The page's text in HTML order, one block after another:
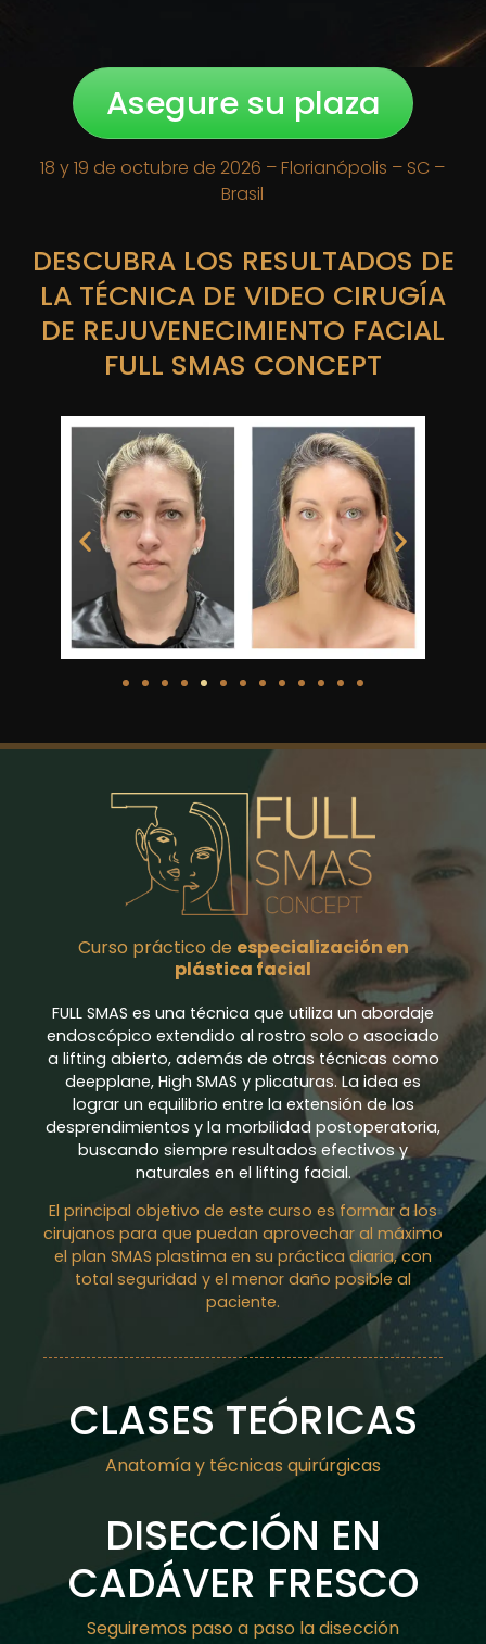
Asegure su plaza
18 y 19 de octubre de 2026 – Florianópolis – SC –
Brasil
DESCUBRA LOS RESULTADOS DE
LA TÉCNICA DE VIDEO CIRUGÍA
DE REJUVENECIMIENTO FACIAL
FULL SMAS CONCEPT
Curso práctico de especialización en
plástica facial
FULL SMAS es una técnica que utiliza un abordaje
endoscópico extendido al rostro solo o asociado
a lifting abierto, además de otras técnicas como
deepplane, High SMAS y plicaturas. La idea es
lograr un equilibrio entre la extensión de los
desprendimientos y la morbilidad postoperatoria,
buscando siempre resultados efectivos y
naturales en el lifting facial.
El principal objetivo de este curso es formar a los
cirujanos para que puedan aprovechar al máximo
el plan SMAS plastima en su práctica diaria, con
total seguridad y el menor daño posible al
paciente.
CLASES TEÓRICAS
Anatomía y técnicas quirúrgicas
DISECCIÓN EN
CADÁVER FRESCO
Seguiremos paso a paso la disección